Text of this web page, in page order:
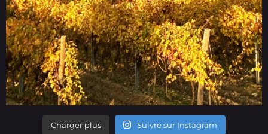
Charger plus Suivre sur Instagram